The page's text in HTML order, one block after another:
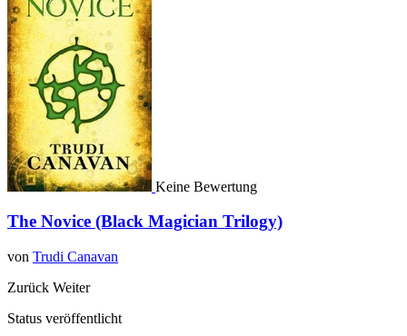
Keine Bewertung
The Novice (Black Magician Trilogy)
von Trudi Canavan
Zurück Weiter
Status veröffentlicht